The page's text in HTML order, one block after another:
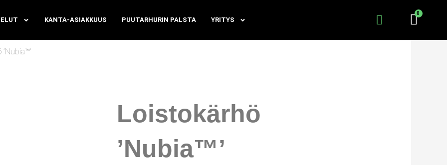
KANTA-ASIAKKUUS PUUTARHURIN PALSTA YRITYS
Loistokärhö
’Nubia™’